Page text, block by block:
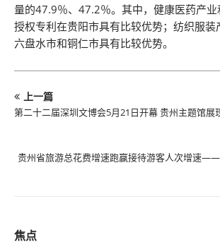
量的47.9％、47.2％。其中，健康医药产
授权专利在贵阳市具有比较优势；纺织服装
六盘水市和铜仁市具有比较优势。
上一篇
第二十二届深圳文博会5月21日开幕 贵州主题馆展
贵州省旅游总花费增速跑赢接待游客人次增速
焦点